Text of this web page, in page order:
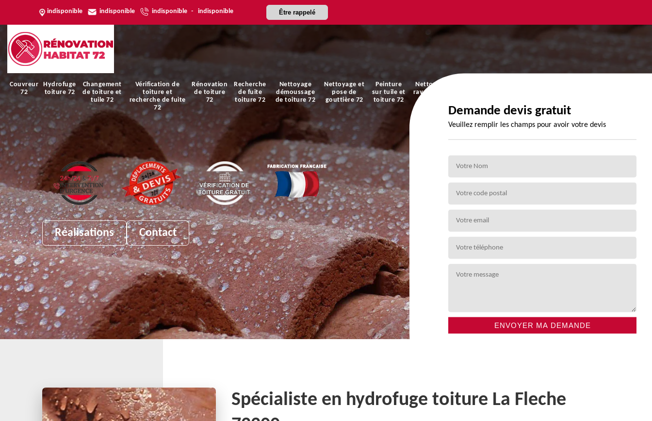
indisponible indisponible indisponible - indisponible Être rappelé
Couvreur
72
Hydrofuge
toiture 72
Changement
de toiture et
tuile 72
Vérification de
toiture et
recherche de fuite
72
Rénovation
de toiture
72
Recherche
de fuite
toiture 72
Nettoyage
démoussage
de toiture 72
Nettoyage et
pose de
gouttière 72
Peinture
sur tuile et
toiture 72
Nettoyage et
ravalement de
Réalisations Contact
Demande devis gratuit
Veuillez remplir les champs pour avoir votre devis
Spécialiste en hydrofuge toiture La Fleche